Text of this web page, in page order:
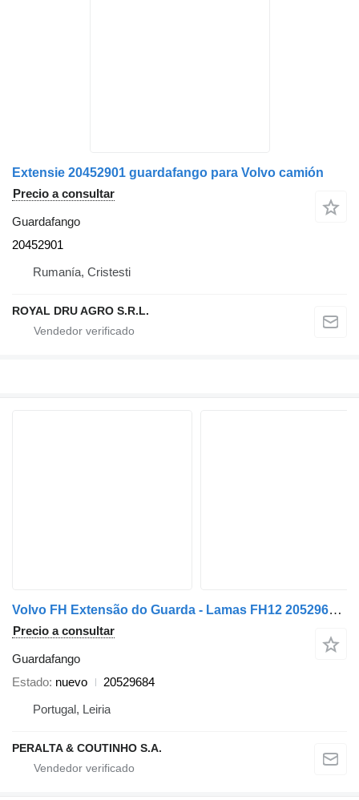
Extensie 20452901 guardafango para Volvo camión
Precio a consultar
Guardafango
20452901
Rumanía, Cristesti
ROYAL DRU AGRO S.R.L.
Volvo FH Extensão do Guarda - Lamas FH12 20529684 guardafango para Volvo FH 12 camión
Precio a consultar
Guardafango
Estado nuevo
20529684
Portugal, Leiria
PERALTA & COUTINHO S.A.